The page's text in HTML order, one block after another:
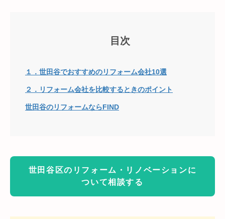
目次
１．世田谷でおすすめのリフォーム会社10選
２．リフォーム会社を比較するときのポイント
世田谷のリフォームならFIND
世田谷区のリフォーム・リノベーションに
ついて相談する